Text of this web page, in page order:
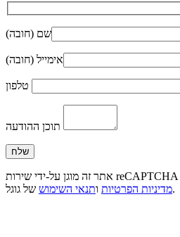
שם (חובה)
אימייל (חובה)
מדיניות הפרטיות ותנאי השימוש של גוגל.